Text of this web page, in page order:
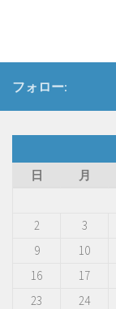
フォロー:
日
月
2
3
9
10
16
17
23
24